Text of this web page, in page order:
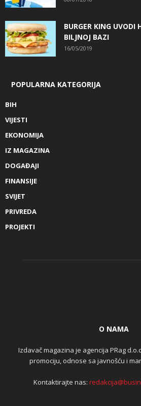
BURGER KING UVODI
BILJNOJ BAZI
16/05/2019
POPULARNA KATEGORIJA
BIH
VIJESTI
EKONOMIJA
IZ MAGAZINA
DOGAĐAJI
FINANSIJE
SVIJET
PRIVREDA
PROJEKTI
O NAMA
Izdavač magazina je agencija PRag
promociju, odnose sa javnošću i
Kontaktirajte nas: